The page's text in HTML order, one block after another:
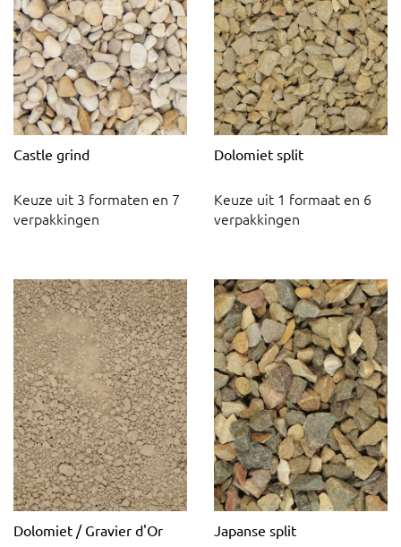
Castle grind
Keuze uit 3 formaten en 7
verpakkingen
Dolomiet split
Keuze uit 1 formaat en 6
verpakkingen
Dolomiet / Gravier d'Or Japanse split